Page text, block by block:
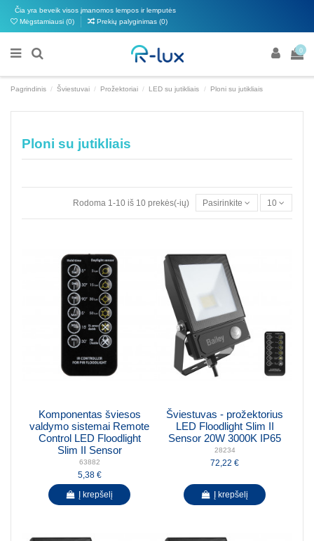
Čia yra beveik visos įmanomos lempos ir lemputės
Mėgstamiausi (0) Prekių palyginimas (0)
0
Pagrindinis Šviestuvai Prožektoriai LED su jutikliais Ploni su jutikliais
Ploni su jutikliais
Rodoma 1-10 iš 10 prekės(-ių) Pasirinkite 10
Komponentas šviesos
valdymo sistemai Remote
Control LED Floodlight
Slim II Sensor
63882
5,38 €
Į krepšelį
Šviestuvas - prožektorius
LED Floodlight Slim II
Sensor 20W 3000K IP65
28234
72,22 €
Į krepšelį